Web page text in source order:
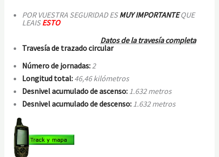
POR VUESTRA SEGURIDAD ESMUY IMPORTANTEQUE
LEAISESTO
Datos de la travesía completa
Travesía de trazado circular
Número de jornadas: 2
Longitud total: 46,46 kilómetros
Desnivel acumulado de ascenso: 1.632 metros
Desnivel acumulado de descenso: 1.632 metros